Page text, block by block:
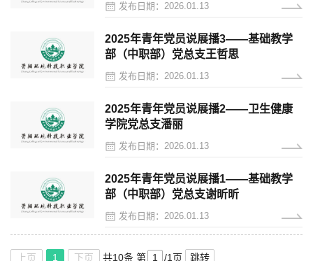
发布日期：2026.01.13
2025年青年党员说展播3——基础教学
部（中职部）党总支王哲思
发布日期：2026.01.13
2025年青年党员说展播2——卫生健康
学院党总支潘丽
发布日期：2026.01.13
2025年青年党员说展播1——基础教学
部（中职部）党总支谢昕昕
发布日期：2026.01.13
上页 1 下页 共10条 第 /1页 跳转